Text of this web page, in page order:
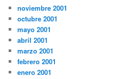
noviembre 2001
octubre 2001
mayo 2001
abril 2001
marzo 2001
febrero 2001
enero 2001